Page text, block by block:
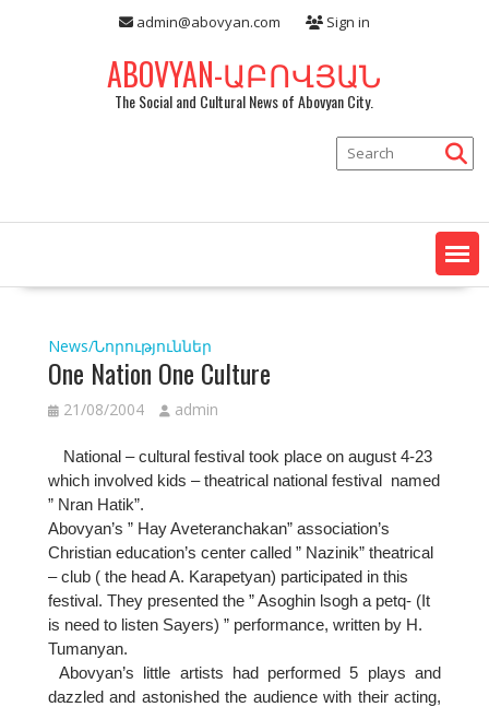
admin@abovyan.com Sign in
ABOVYAN-ԱԲՈՎՅԱՆ
The Social and Cultural News of Abovyan City.
News/Նորություններ
One Nation One Culture
21/08/2004 admin
National – cultural festival took place on august 4-23
which involved kids – theatrical national festival named
” Nran Hatik”.
Abovyan’s ” Hay Aveteranchakan” association’s
Christian education’s center called ” Nazinik” theatrical
– club ( the head A. Karapetyan) participated in this
festival. They presented the ” Asoghin lsogh a petq- (It
is need to listen Sayers) ” performance, written by H.
Tumanyan.
Abovyan’s little artists had performed 5 plays and
dazzled and astonished the audience with their acting,